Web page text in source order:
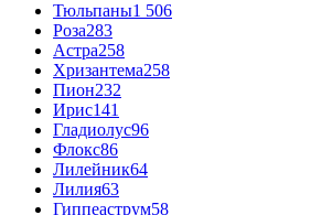
Тюльпаны1 506
Роза283
Астра258
Хризантема258
Пион232
Ирис141
Гладиолус96
Флокс86
Лилейник64
Лилия63
Гиппеаструм58